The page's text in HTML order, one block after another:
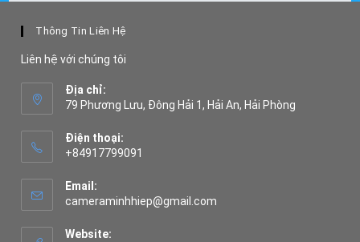
Thông Tin Liên Hệ
Liên hệ với chúng tôi
Địa chỉ:
79 Phương Lưu, Đông Hải 1, Hải An, Hải Phòng
Điện thoại:
+84917799091
in
your
Email:
cameraminhhiep@gmail.com
Website: